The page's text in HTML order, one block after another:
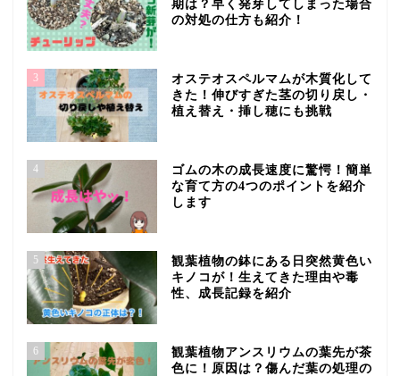
期は？早く発芽してしまった場合
の対処の仕方も紹介！
3
オステオスペルマムが木質化して
きた！伸びすぎた茎の切り戻し・
植え替え・挿し穂にも挑戦
4
ゴムの木の成長速度に驚愕！簡単
な育て方の4つのポイントを紹介
します
5
観葉植物の鉢にある日突然黄色い
キノコが！生えてきた理由や毒
性、成長記録を紹介
6
観葉植物アンスリウムの葉先が茶
色に！原因は？傷んだ葉の処理の